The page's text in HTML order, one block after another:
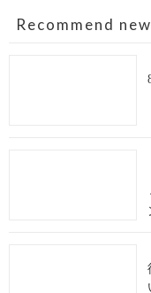
Recommend